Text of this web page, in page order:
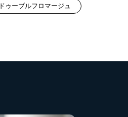
ドゥーブルフロマージュ